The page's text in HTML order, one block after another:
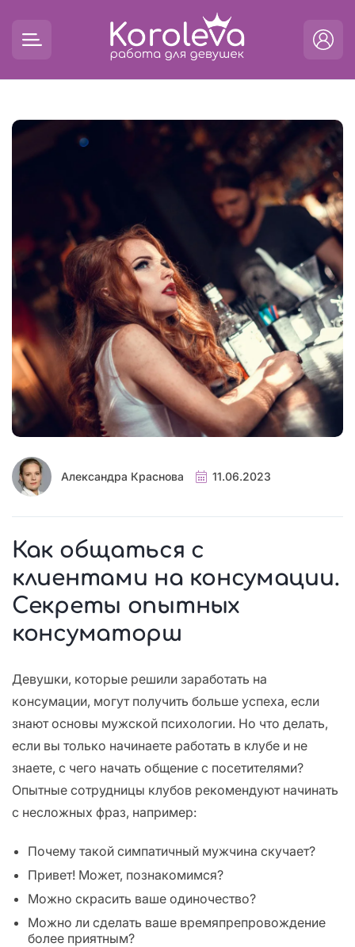
Александра Краснова 11.06.2023
Как общаться с
клиентами на консумации.
Секреты опытных
консуматорш
Девушки, которые решили заработать на
консумации, могут получить больше успеха, если
знают основы мужской психологии. Но что делать,
если вы только начинаете работать в клубе и не
знаете, с чего начать общение с посетителями?
Опытные сотрудницы клубов рекомендуют начинать
с несложных фраз, например:
Почему такой симпатичный мужчина скучает?
Привет! Может, познакомимся?
Можно скрасить ваше одиночество?
Можно ли сделать ваше времяпрепровождение
более приятным?